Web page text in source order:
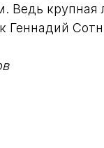
Ведь
Геннадий